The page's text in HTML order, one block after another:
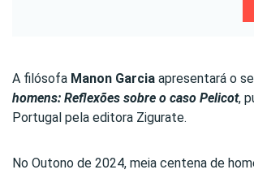
A filósofa Manon Garcia apresentará o
homens: Reflexões sobre o caso Pelicot,
Portugal pela editora Zigurate.
No Outono de 2024, meia centena de